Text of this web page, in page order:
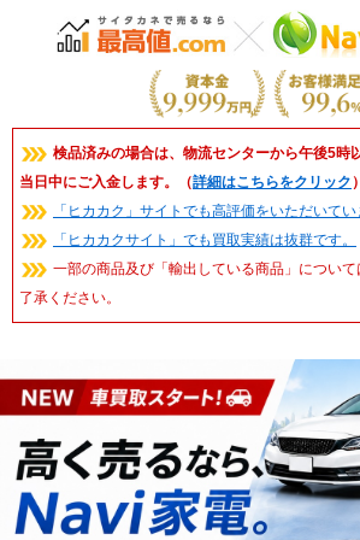
検品済みの場合は、物流センターから午後5時
当日中にご入金します。（詳細はこちらをクリック ）
「ヒカカク」サイトでも高評価をいただいてい
「ヒカカクサイト」でも買取実績は抜群です。
一部の商品及び「輸出している商品」につい
了承ください。